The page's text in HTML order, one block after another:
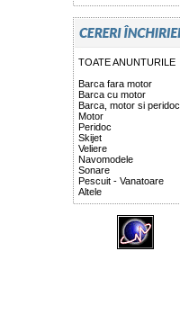
TOATE ANUNTURILE
Barca fara motor
Barca cu motor
Barca, motor si peridoc
Motor
Peridoc
Skijet
Veliere
Navomodele
Sonare
Pescuit - Vanatoare
Altele